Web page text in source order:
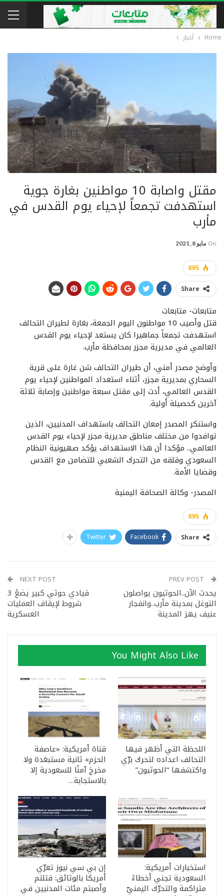
Home أخبار
مقتل واصابة 10 مواطنين بغارة جوية
استهدفت تجمعاً لإحياء يوم القدس في
مأرب
On مايو 8, 2021
895
Share
متابعات- متابعات
قتل وأصيب 10 مواطنون اليوم الجمعة، بغارة لطيران التحالف
استهدفت تجمعاً جماهيرا كان يستعد لإحياء يوم القدس
العالمي في مديرية مجزر بمحافظة مأرب.
وأوضح مصدر أمني، أن طيران التحالف شن غارة على قرية
السحاري بمديرية مجزر، أثناء استعداد المواطنين لإحياء يوم
القدس العالمي، أدت إلى مقتل سبعة مواطنين وإصابة ثلاثة
آخرين كحصيلة أولية.
واستنكر المصدر إمعان التحالف باستهداف المدنيين، الذين
توافدوا من مختلف مناطق مديرية مجزر لإحياء يوم القدس
العالمي.. مؤكدا أن هذا الاستهداف يؤكد صهيونية النظام
السعودي وقلقه من التحرك الشعبي للتضامن مع القدس
وقضايا الأمة.
المصدر- وكالة الصحافة اليمنية
895
Share
Facebook
Twitter
يحدث الآن..الحوثيون يواصلون
التوغل بمدينة مأرب..وانفجار
عنيف يهز المدينة
NEXT POST
قيادي حوثي كبير يضعُ 3
شروط لإيقاف العمليات
العسكرية
You Might Also Like
اللحظة التي أظهر فيها
التحالف اعداده لتحرك برّي
واكتشفها “الحوثيون”
قناة أمريكية: «عاصفة
الحزم» ثانية مستبعَدة ولا
مخرجَ آمنًا للسعودية إلا
بالاستجابة…
استخبارات أمريكية:
السعودية تجني أخطاءً
متراكمة والتحرّك اليمنيّ
إن بي سي نيوز تعرّي
أمريكا بالوثائق: قتلتم
وأصبتم مئات المدنيين في